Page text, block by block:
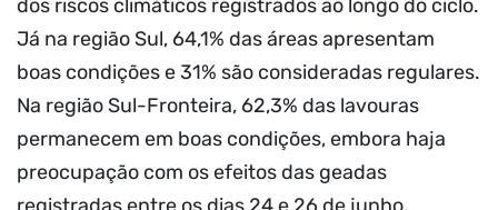
dos riscos climáticos registrados ao longo do ciclo.
Já na região Sul, 64,1% das áreas apresentam
boas condições e 31% são consideradas regulares.
Na região Sul-Fronteira, 62,3% das lavouras
permanecem em boas condições, embora haja
preocupação com os efeitos das geadas